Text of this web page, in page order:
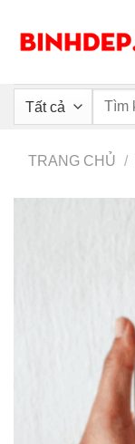
content
kiếm:
TRANG CHỦ /